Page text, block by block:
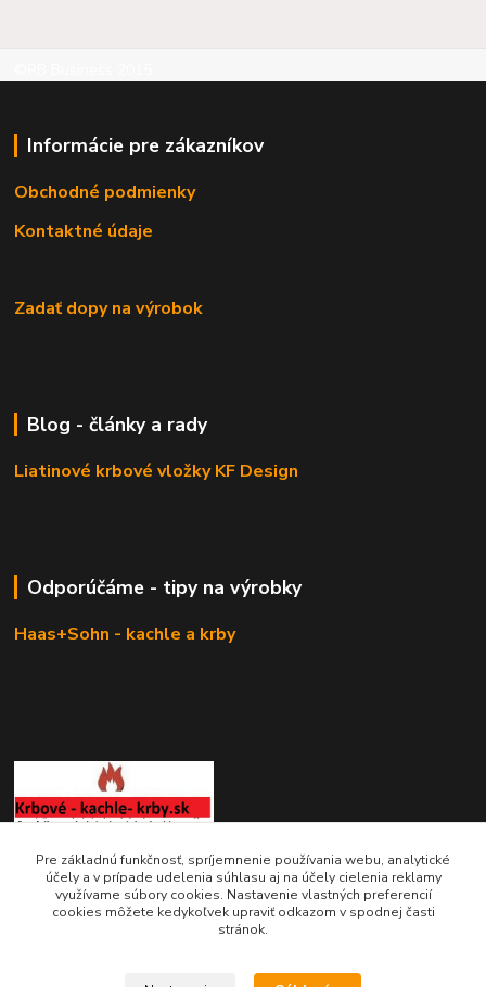
Informácie pre zákazníkov
Obchodné podmienky
Kontaktné údaje
Zadať dopy na výrobok
Blog - články a rady
Liatinové krbové vložky KF Design
Odporúčáme - tipy na výrobky
Haas+Sohn - kachle a krby
KRBOVÉ - KACHLE - KRBY.SK
0949 476 255
Pre základnú funkčnosť, spríjemnenie používania webu, analytické
účely a v prípade udelenia súhlasu aj na účely cielenia reklamy
využívame súbory cookies. Nastavenie vlastných preferencií
cookies môžete kedykoľvek upraviť odkazom v spodnej časti
stránok.